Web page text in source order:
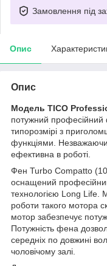
Замовлення під
Опис
Опис
Модель TICO
потужний
типорозмірі з
функціями.
ефективна в роботі.
Фен Turbo Compatto
оснащений
технологією Long Life.
роботи такого мотора
мотор забезпечує
Потужність фена
середніх по довжині
чоловічому залі.